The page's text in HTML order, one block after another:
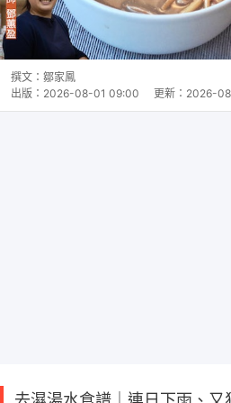
撰文： 鄒家鳳
出版： 2026-08-01 09:00 更新： 2026-